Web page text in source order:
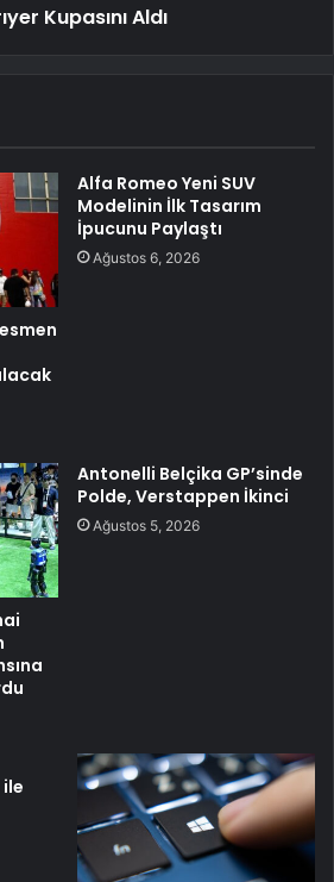
Kupasını Aldı
Alfa Romeo Yeni SUV
Modelinin İlk Tasarım
İpucunu Paylaştı
Ağustos 6, 2026
Antonelli Belçika GP’sinde
Polde, Verstappen İkinci
Ağustos 5, 2026